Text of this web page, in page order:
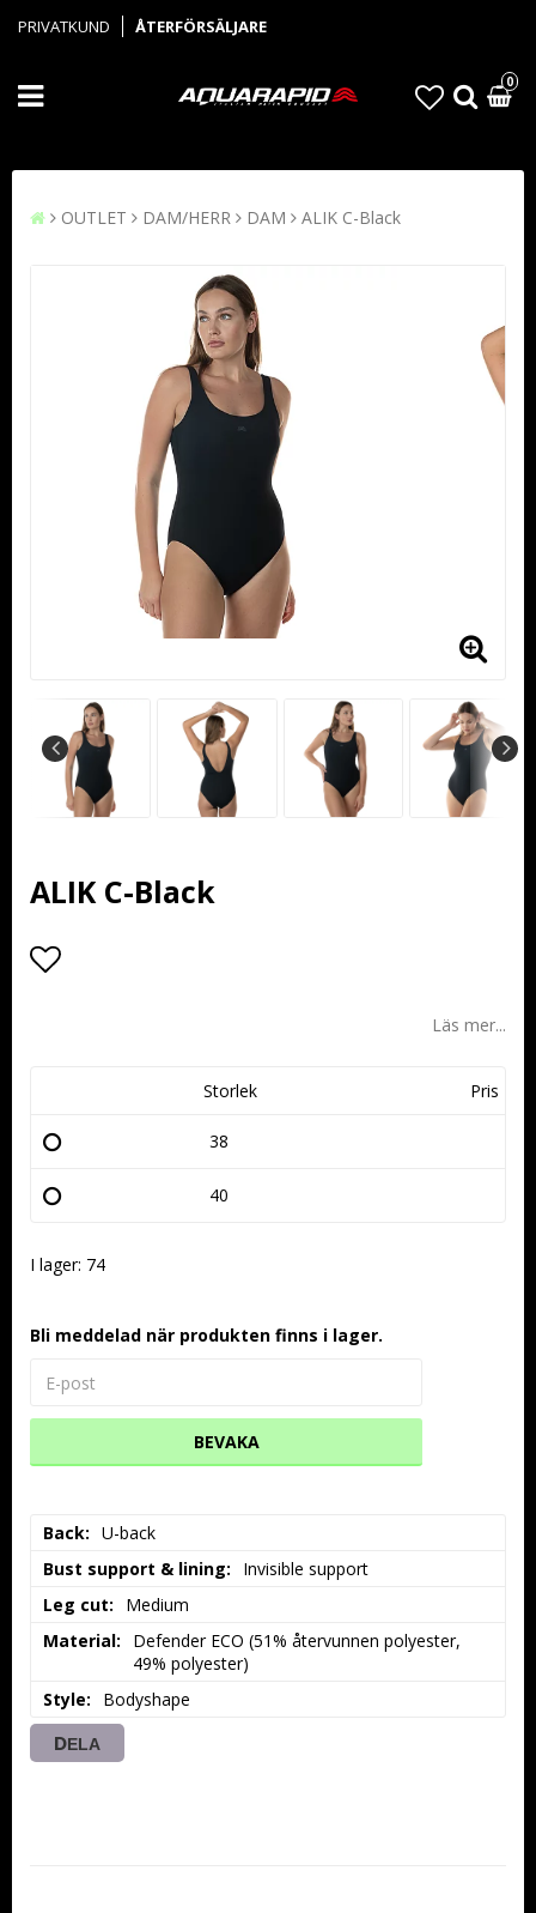
PRIVATKUND ÅTERFÖRSÄLJARE
0
OUTLET DAM/HERR DAM ALIK C-Black
ALIK C-Black
Läs mer...
Storlek Pris
38
40
I lager: 74
Bli meddelad när produkten finns i lager.
BEVAKA
Back
U-back
Bust support & lining
Invisible support
Leg cut
Medium
Material
Defender ECO (51% återvunnen polyester,
49% polyester)
Style
Bodyshape
DELA